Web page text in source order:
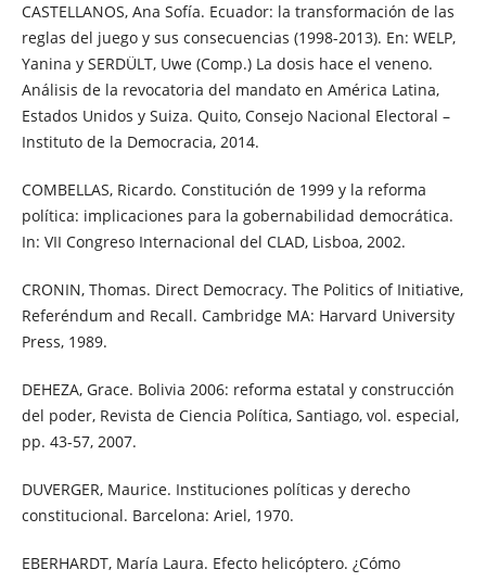
CASTELLANOS, Ana Sofía. Ecuador: la transformación de las
reglas del juego y sus consecuencias (1998-2013). En: WELP,
Yanina y SERDÜLT, Uwe (Comp.) La dosis hace el veneno.
Análisis de la revocatoria del mandato en América Latina,
Estados Unidos y Suiza. Quito, Consejo Nacional Electoral –
Instituto de la Democracia, 2014.
COMBELLAS, Ricardo. Constitución de 1999 y la reforma
política: implicaciones para la gobernabilidad democrática.
In: VII Congreso Internacional del CLAD, Lisboa, 2002.
CRONIN, Thomas. Direct Democracy. The Politics of Initiative,
Referéndum and Recall. Cambridge MA: Harvard University
Press, 1989.
DEHEZA, Grace. Bolivia 2006: reforma estatal y construcción
del poder, Revista de Ciencia Política, Santiago, vol. especial,
pp. 43-57, 2007.
DUVERGER, Maurice. Instituciones políticas y derecho
constitucional. Barcelona: Ariel, 1970.
EBERHARDT, María Laura. Efecto helicóptero. ¿Cómo